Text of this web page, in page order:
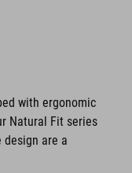
with ergonomic
Natural Fit series
are a